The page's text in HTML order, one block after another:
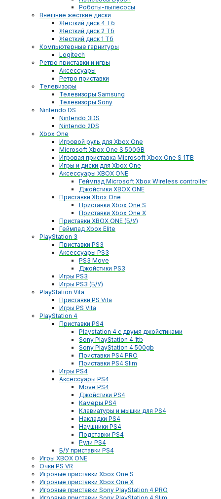
Роботы-пылесосы
Внешние жесткие диски
Жесткий диск 4 Тб
Жесткий диск 2 Тб
Жесткий диск 1 Тб
Компьютерные гарнитуры
Logitech
Ретро приставки и игры
Аксессуары
Ретро приставки
Телевизоры
Телевизоры Samsung
Телевизоры Sony
Nintendo DS
Nintendo 3DS
Nintendo 2DS
Xbox One
Игровой руль для Xbox One
Microsoft Xbox One S 500GB
Игровая приставка Microsoft Xbox One S 1TB
Игры и диски для Xbox One
Аксессуары XBOX ONE
Геймпад Microsoft Xbox Wireless controller
Джойстики XBOX ONE
Приставки Xbox One
Приставки Xbox One S
Приставки Xbox One X
Приставки XBOX ONE (Б/У)
Геймпад Xbox Elite
PlayStation 3
Приставки PS3
Аксессуары PS3
PS3 Move
Джойстики PS3
Игры PS3
Игры PS3 (Б/У)
PlayStation Vita
Приставки PS Vita
Игры PS Vita
PlayStation 4
Приставки PS4
Playstation 4 с двумя джойстиками
Sony PlayStation 4 1tb
Sony PlayStation 4 500gb
Приставки PS4 PRO
Приставки PS4 Slim
Игры PS4
Аксессуары PS4
Move PS4
Джойстики PS4
Камеры PS4
Клавиатуры и мышки для PS4
Накладки PS4
Наушники PS4
Подставки PS4
Рули PS4
Б/У приставки PS4
Игры XBOX ONE
Очки PS VR
Игровые приставки Xbox One S
Игровые приставки Xbox One X
Игровые приставки Sony PlayStation 4 PRO